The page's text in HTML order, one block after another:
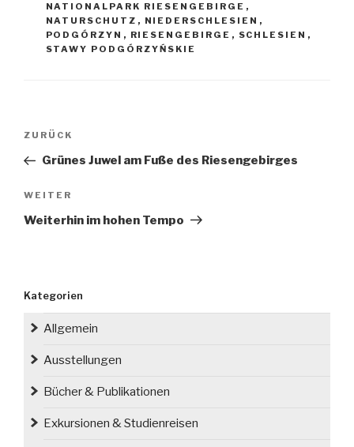
NATIONALPARK RIESENGEBIRGE ,
NATURSCHUTZ , NIEDERSCHLESIEN ,
PODGÓRZYN , RIESENGEBIRGE , SCHLESIEN ,
STAWY PODGÓRZYŃSKIE
Beitragsnavigation
Vorheriger
Beitrag
ZURÜCK
Grünes Juwel am Fuße des Riesengebirges
Nächster
Beitrag
WEITER
Weiterhin im hohen Tempo
Kategorien
Allgemein
Ausstellungen
Bücher & Publikationen
Exkursionen & Studienreisen